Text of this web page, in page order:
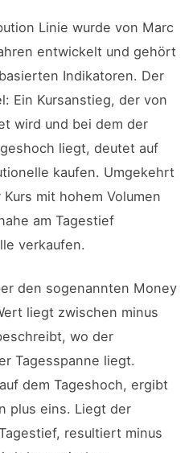
Linie wurde von Marc
entwickelt und gehört
Indikatoren. Der
Ein Kursanstieg, der von
wird und bei dem der
liegt, deutet auf
kaufen. Umgekehrt
mit hohem Volumen
am Tagestief
verkaufen.
den sogenannten Money
liegt zwischen minus
wo der
Tagesspanne liegt.
dem Tageshoch, ergibt
plus eins. Liegt der
resultiert minus